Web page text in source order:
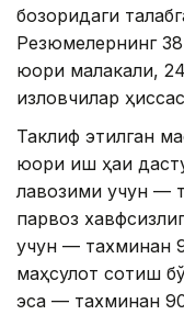
бозоридаги
Резюмелернинг
юқори малакали,
изловчилар
Таклиф этилган
юқори иш ҳақи
лавозими учун —
парвоз
учун — тахминан
маҳсулот сотиш
эса — тахминан